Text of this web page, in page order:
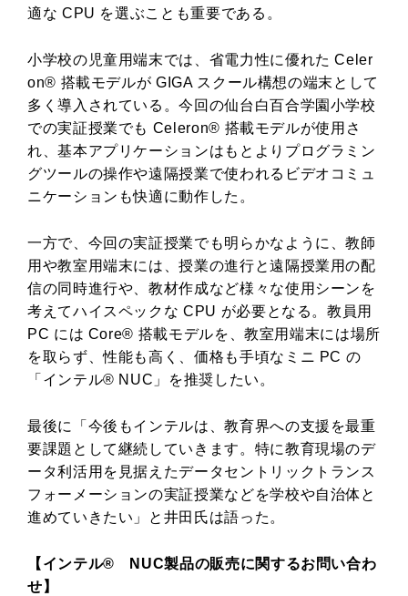
適な CPU を選ぶことも重要である。
小学校の児童用端末では、省電力性に優れた Celer
on® 搭載モデルが GIGA スクール構想の端末として
多く導入されている。今回の仙台白百合学園小学校
での実証授業でも Celeron® 搭載モデルが使用さ
れ、基本アプリケーションはもとよりプログラミン
グツールの操作や遠隔授業で使われるビデオコミュ
ニケーションも快適に動作した。
一方で、今回の実証授業でも明らかなように、教師
用や教室用端末には、授業の進行と遠隔授業用の配
信の同時進行や、教材作成など様々な使用シーンを
考えてハイスペックな CPU が必要となる。教員用
PC には Core® 搭載モデルを、教室用端末には場所
を取らず、性能も高く、価格も手頃なミニ PC の
「インテル® NUC」を推奨したい。
最後に「今後もインテルは、教育界への支援を最重
要課題として継続していきます。特に教育現場のデ
ータ利活用を見据えたデータセントリックトランス
フォーメーションの実証授業などを学校や自治体と
進めていきたい」と井田氏は語った。
【インテル® NUC製品の販売に関するお問い合わ
せ】